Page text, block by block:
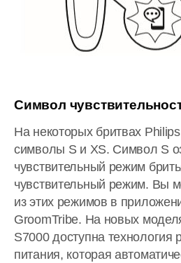
Символ
На некоторых бритвах
символы S и XS. Символ S
чувствительный режим
чувствительный режим. Вы
из этих режимов в
GroomTribe. На новых
S7000 доступна технология
питания, которая